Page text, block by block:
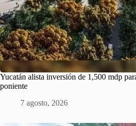
Yucatán alista inversión de 1,500 mdp
poniente
7 agosto, 2026